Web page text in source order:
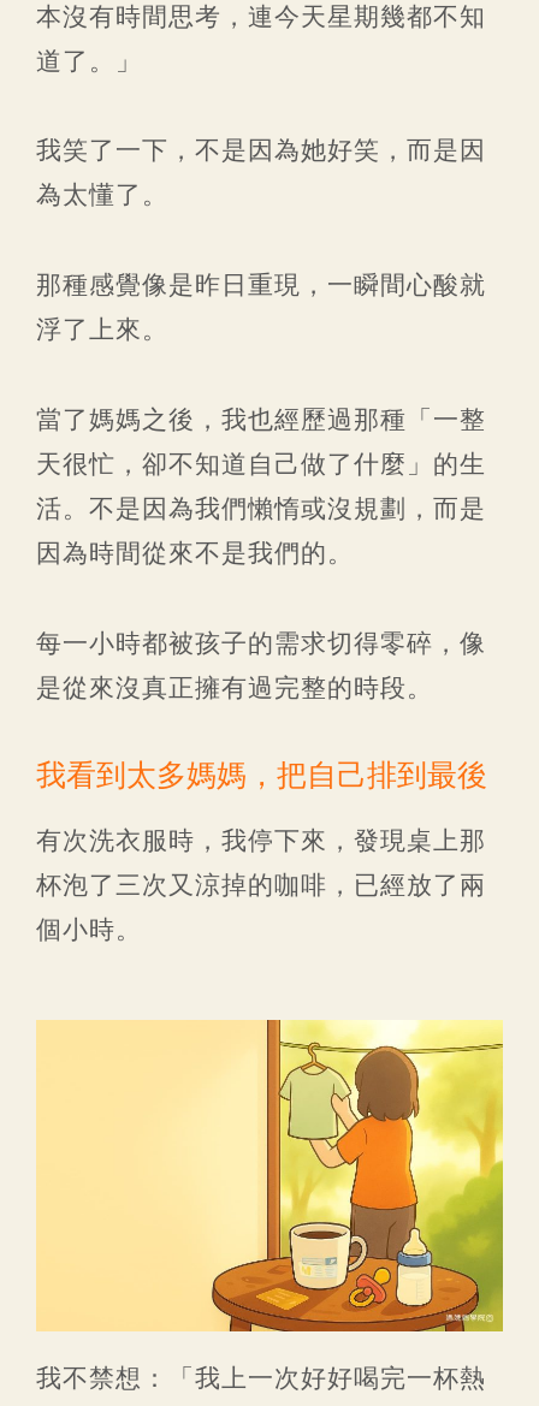
本沒有時間思考，連今天星期幾都不知
道了。」
我笑了一下，不是因為她好笑，而是因
為太懂了。
那種感覺像是昨日重現，一瞬間心酸就
浮了上來。
當了媽媽之後，我也經歷過那種「一整
天很忙，卻不知道自己做了什麼」的生
活。不是因為我們懶惰或沒規劃，而是
因為時間從來不是我們的。
每一小時都被孩子的需求切得零碎，像
是從來沒真正擁有過完整的時段。
我看到太多媽媽，把自己排到最後
有次洗衣服時，我停下來，發現桌上那
杯泡了三次又涼掉的咖啡，已經放了兩
個小時。
我不禁想：「我上一次好好喝完一杯熱